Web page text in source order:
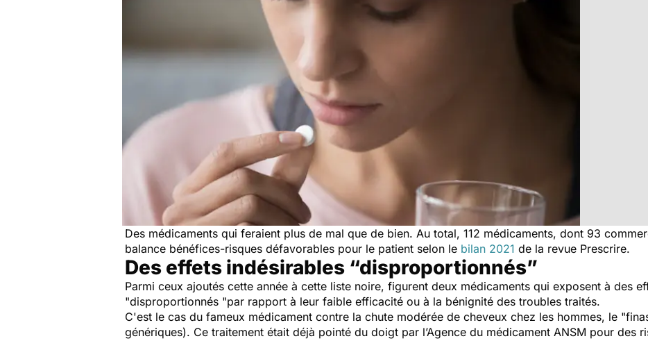
Des médicaments qui feraient plus de mal que de bien. Au total, 112 médicaments, dont 93
balance bénéfices-risques défavorables pour le patient selon le bilan 2021 de la revue Prescrire.
Des effets indésirables “disproportionnés”
Parmi ceux ajoutés cette année à cette liste noire, figurent deux médicaments qui exposent à des
"disproportionnés "par rapport à leur faible efficacité ou à la bénignité des troubles traités.
C'est le cas du fameux médicament contre la chute modérée de cheveux chez les hommes, le "
génériques). Ce traitement était déjà pointé du doigt par l’Agence du médicament ANSM pour des